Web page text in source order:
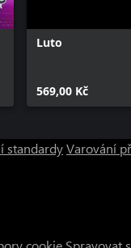
Luto
569,00 Kč
standardyVarování